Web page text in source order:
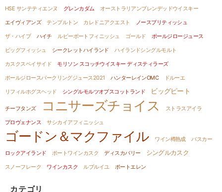
HSE サンテティエンヌ
グレンカダム
オーストラリアンブレンデッドウイスキー
エイヴィアンズ
テンプルトン カレドニアクエスト
ノースブリティッシュ
ザ・ハイブ
ハイチ ルビーポートフィニッシュ ゴールド
ポールジロージュース
ビッグフィッシュ
シークレットハイランド
ハイランドシングルモルト
カスクスペイサイド
モリソン スコッチウイスキー ディスティラーズ
ポールジロースパークリングジュース2021
ハンターレインOMC
ドルーエ
リフィルホグスヘッド
シングルモルツオブスコットランド ビッグピート
チーフタンズ コニサーズチョイス
ストラスアイラ
プロヴェナンス
サシカイアフィニッシュ
ゴードン＆マクファイル ワイン樽熟成
バスカー
ロックアイランド
ポートワインカスク ディスカバリー シングルカスク
スノーフレーク ワインカスク ルブルイユ ポートエレン
カテゴリ